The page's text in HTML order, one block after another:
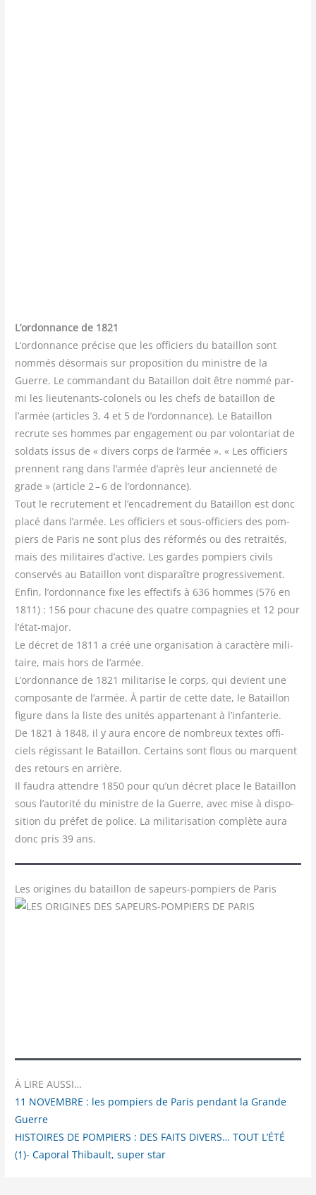
L’ordonnance de 1821
L’ordonnance pré­cise que les offi­ciers du bataillon sont
nom­més désor­mais sur pro­po­si­tion du ministre de la
Guerre. Le com­man­dant du Bataillon doit être nom­mé par­
mi les lieu­te­nants-colo­nels ou les chefs de bataillon de
l’armée (articles 3, 4 et 5 de l’ordonnance). Le Bataillon
recrute ses hommes par enga­ge­ment ou par volon­ta­riat de
sol­dats issus de « divers corps de l’armée ». « Les offi­ciers
prennent rang dans l’armée d’après leur ancien­ne­té de
grade » (article 2 – 6 de l’ordonnance).
Tout le recru­te­ment et l’encadrement du Bataillon est donc
pla­cé dans l’armée. Les offi­ciers et sous-offi­ciers des pom­
piers de Paris ne sont plus des réfor­més ou des retrai­tés,
mais des mili­taires d’active. Les gardes pom­piers civils
conser­vés au Bataillon vont dis­pa­raître pro­gres­si­ve­ment.
Enfin, l’ordonnance fixe les effec­tifs à 636 hommes (576 en
1811) : 156 pour cha­cune des quatre com­pa­gnies et 12 pour
l’état-major.
Le décret de 1811 a créé une orga­ni­sa­tion à carac­tère mili­
taire, mais hors de l’armée.
L’ordonnance de 1821 mili­ta­rise le corps, qui devient une
com­po­sante de l’armée. À par­tir de cette date, le Bataillon
figure dans la liste des uni­tés appar­te­nant à l’infanterie.
De 1821 à 1848, il y aura encore de nom­breux textes offi­
ciels régis­sant le Bataillon. Cer­tains sont flous ou marquent
des retours en arrière.
Il fau­dra attendre 1850 pour qu’un décret place le Bataillon
sous l’autorité du ministre de la Guerre, avec mise à dis­po­
si­tion du pré­fet de police. La mili­ta­ri­sa­tion com­plète aura
donc pris 39 ans.
Les origines du bataillon de sapeurs-pompiers de Paris
À LIRE AUSSI…
11 NOVEMBRE : les pompiers de Paris pendant la Grande
Guerre
HISTOIRES DE POMPIERS : DES FAITS DIVERS… TOUT L’ÉTÉ
(1)- Caporal Thibault, super star